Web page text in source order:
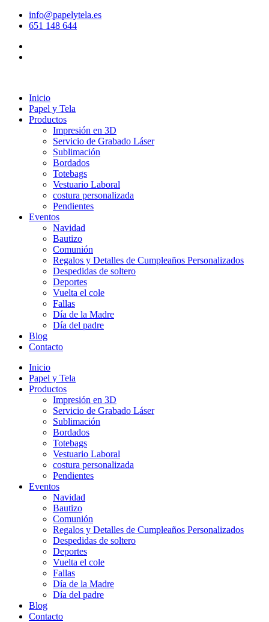
info@papelytela.es
651 148 644
Inicio
Papel y Tela
Productos
Impresión en 3D
Servicio de Grabado Láser
Sublimación
Bordados
Totebags
Vestuario Laboral
costura personalizada
Pendientes
Eventos
Navidad
Bautizo
Comunión
Regalos y Detalles de Cumpleaños Personalizados
Despedidas de soltero
Deportes
Vuelta el cole
Fallas
Día de la Madre
Día del padre
Blog
Contacto
Inicio
Papel y Tela
Productos
Impresión en 3D
Servicio de Grabado Láser
Sublimación
Bordados
Totebags
Vestuario Laboral
costura personalizada
Pendientes
Eventos
Navidad
Bautizo
Comunión
Regalos y Detalles de Cumpleaños Personalizados
Despedidas de soltero
Deportes
Vuelta el cole
Fallas
Día de la Madre
Día del padre
Blog
Contacto